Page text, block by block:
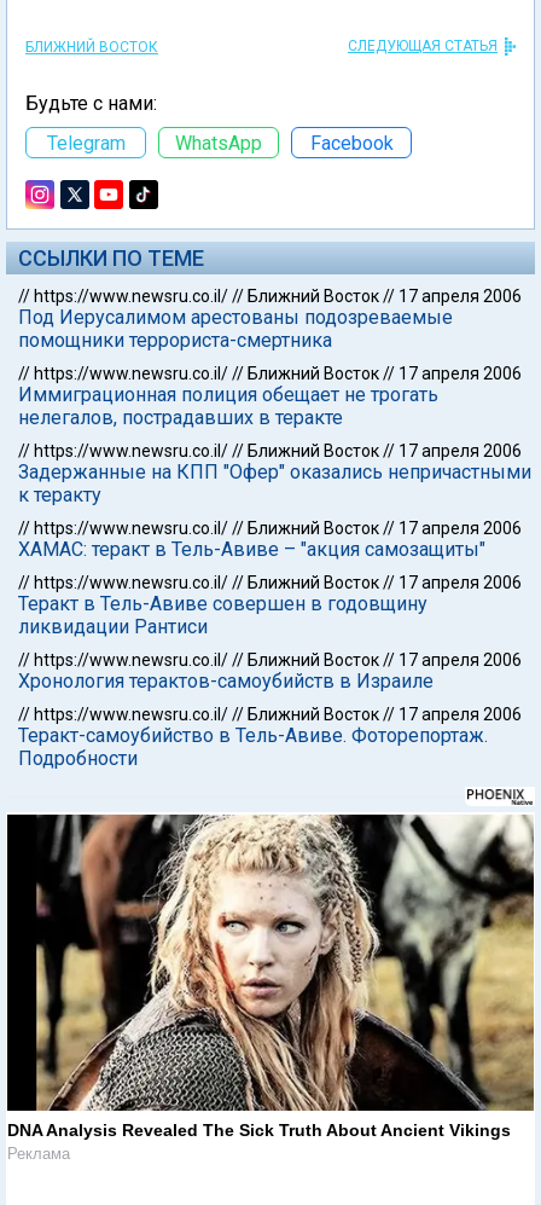
БЛИЖНИЙ ВОСТОК СЛЕДУЮЩАЯ СТАТЬЯ
Будьте с нами:
Telegram
WhatsApp Facebook
ССЫЛКИ ПО ТЕМЕ
// https://www.newsru.co.il/// Ближний Восток// 17 апреля 2006
Под Иерусалимом арестованы подозреваемые
помощники террориста-смертника
// https://www.newsru.co.il/// Ближний Восток// 17 апреля 2006
Иммиграционная полиция обещает не трогать
нелегалов, пострадавших в теракте
// https://www.newsru.co.il/// Ближний Восток// 17 апреля 2006
Задержанные на КПП "Офер" оказались непричастными
к теракту
// https://www.newsru.co.il/// Ближний Восток// 17 апреля 2006
ХАМАС: теракт в Тель-Авиве – "акция самозащиты"
// https://www.newsru.co.il/// Ближний Восток// 17 апреля 2006
Теракт в Тель-Авиве совершен в годовщину
ликвидации Рантиси
// https://www.newsru.co.il/// Ближний Восток// 17 апреля 2006
Хронология терактов-самоубийств в Израиле
// https://www.newsru.co.il/// Ближний Восток// 17 апреля 2006
Теракт-самоубийство в Тель-Авиве. Фоторепортаж.
Подробности
DNA Analysis Revealed The Sick Truth About Ancient Vikings
Реклама